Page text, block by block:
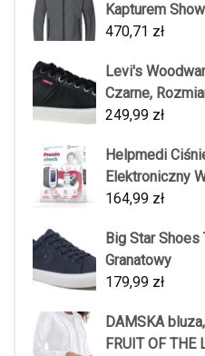
Kapturem
470,71 zł
Levi's
Czarne,
249,99 zł
Helpmedi
Elektroniczny
164,99 zł
Big Star
Granatowy
179,99 zł
DAMSKA
FRUIT OF THE